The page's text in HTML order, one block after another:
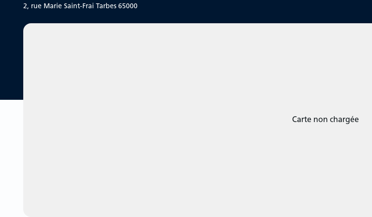
2, rue Marie Saint-Frai Tarbes 65000
Carte non chargée